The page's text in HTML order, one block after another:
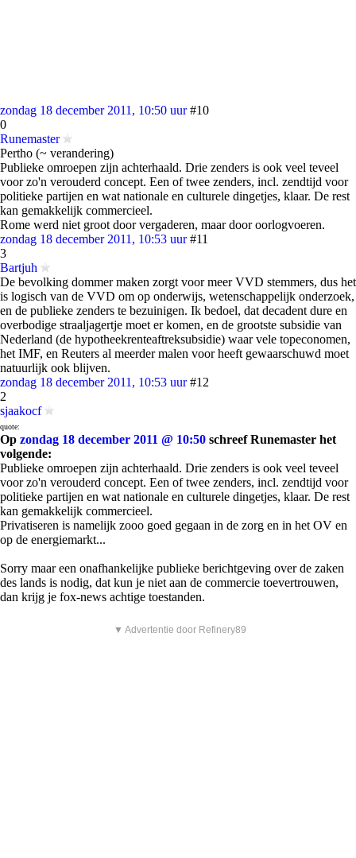
zondag 18 december 2011, 10:50 uur #10
0
Runemaster
Pertho (~ verandering)
Publieke omroepen zijn achterhaald. Drie zenders is ook veel teveel
voor zo'n verouderd concept. Een of twee zenders, incl. zendtijd voor
politieke partijen en wat nationale en culturele dingetjes, klaar. De rest
kan gemakkelijk commercieel.
Rome werd niet groot door vergaderen, maar door oorlogvoeren.
zondag 18 december 2011, 10:53 uur #11
3
Bartjuh
De bevolking dommer maken zorgt voor meer VVD stemmers, dus het
is logisch van de VVD om op onderwijs, wetenschappelijk onderzoek,
en de publieke zenders te bezuinigen. Ik bedoel, dat decadent dure en
overbodige straaljagertje moet er komen, en de grootste subsidie van
Nederland (de hypotheekrenteaftreksubsidie) waar vele topeconomen,
het IMF, en Reuters al meerder malen voor heeft gewaarschuwd moet
natuurlijk ook blijven.
zondag 18 december 2011, 10:53 uur #12
2
sjaakocf
quote:
Op zondag 18 december 2011 @ 10:50 schreef Runemaster het
volgende:
Publieke omroepen zijn achterhaald. Drie zenders is ook veel teveel
voor zo'n verouderd concept. Een of twee zenders, incl. zendtijd voor
politieke partijen en wat nationale en culturele dingetjes, klaar. De rest
kan gemakkelijk commercieel.
Privatiseren is namelijk zooo goed gegaan in de zorg en in het OV en
op de energiemarkt...
Sorry maar een onafhankelijke publieke berichtgeving over de zaken
des lands is nodig, dat kun je niet aan de commercie toevertrouwen,
dan krijg je fox-news achtige toestanden.
▼ Advertentie door Refinery89